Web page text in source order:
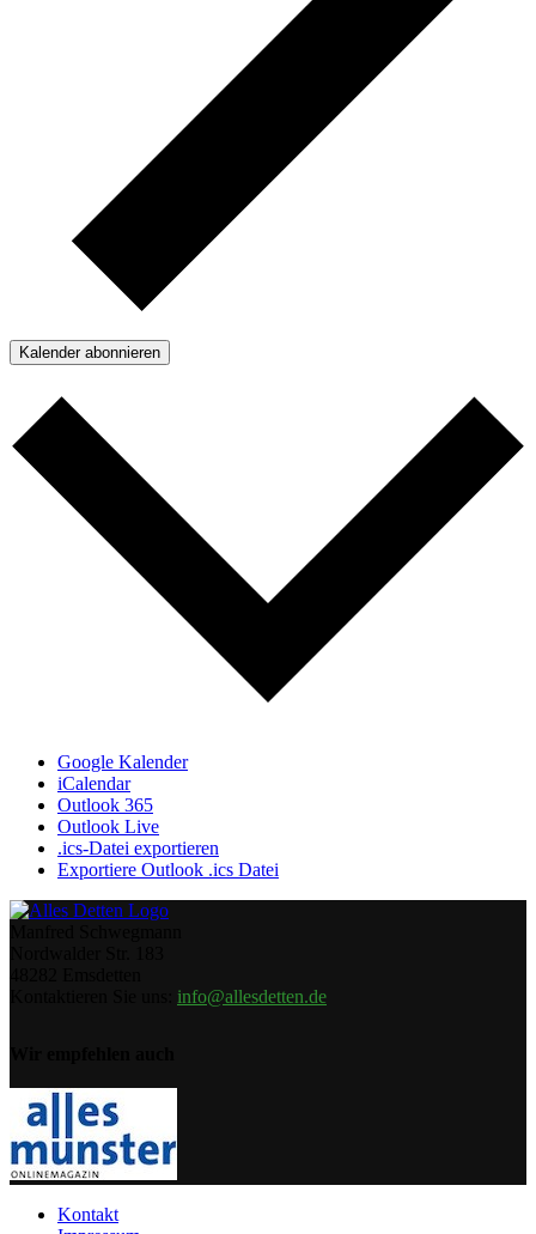
Kalender abonnieren
Google Kalender
iCalendar
Outlook 365
Outlook Live
.ics-Datei exportieren
Exportiere Outlook .ics Datei
info@allesdetten.de
Kontakt